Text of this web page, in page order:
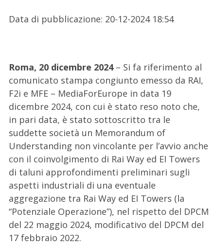
Data di pubblicazione: 20-12-2024 18:54
Roma, 20 dicembre 2024– Si fa riferimento al
comunicato stampa congiunto emesso da RAI,
F2i e MFE – MediaForEurope in data 19
dicembre 2024, con cui è stato reso noto che,
in pari data, è stato sottoscritto tra le
suddette società un Memorandum of
Understanding non vincolante per l’avvio anche
con il coinvolgimento di Rai Way ed EI Towers
di taluni approfondimenti preliminari sugli
aspetti industriali di una eventuale
aggregazione tra Rai Way ed EI Towers (la
“Potenziale Operazione”), nel rispetto del DPCM
del 22 maggio 2024, modificativo del DPCM del
17 febbraio 2022.